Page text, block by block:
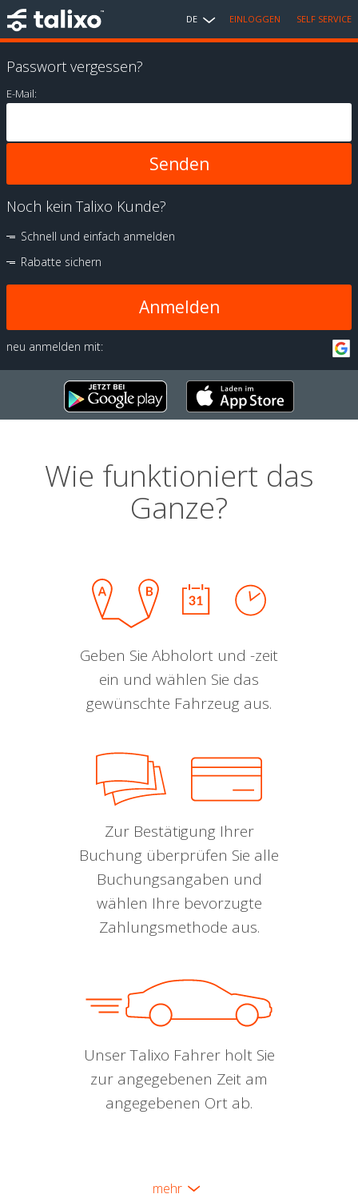
DE EINLOGGEN SELF SERVICE
Passwort vergessen?
E-Mail:
Noch kein Talixo Kunde?
Schnell und einfach anmelden
Rabatte sichern
Anmelden
neu anmelden mit:
Wie funktioniert das
Ganze?
Geben Sie Abholort und -zeit
ein und wählen Sie das
gewünschte Fahrzeug aus.
Zur Bestätigung Ihrer
Buchung überprüfen Sie alle
Buchungsangaben und
wählen Ihre bevorzugte
Zahlungsmethode aus.
Unser Talixo Fahrer holt Sie
zur angegebenen Zeit am
angegebenen Ort ab.
mehr